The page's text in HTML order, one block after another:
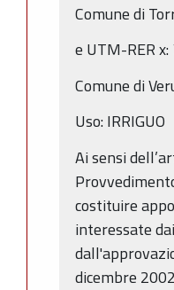
Comune di
e UTM-RER
Comune di
Uso: IRRIGUO
Ai sensi
costituire
interessate
dicembre